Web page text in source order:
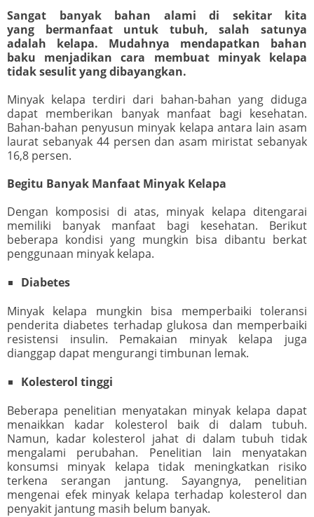
Sangat banyak bahan alami di sekitar kita
yang bermanfaat untuk tubuh, salah satunya
adalah kelapa. Mudahnya mendapatkan bahan
baku menjadikan cara membuat minyak kelapa
tidak sesulit yang dibayangkan.
Minyak kelapa terdiri dari bahan-bahan yang diduga
dapat memberikan banyak manfaat bagi kesehatan.
Bahan-bahan penyusun minyak kelapa antara lain asam
laurat sebanyak 44 persen dan asam miristat sebanyak
16,8 persen.
Begitu Banyak Manfaat Minyak Kelapa
Dengan komposisi di atas, minyak kelapa ditengarai
memiliki banyak manfaat bagi kesehatan. Berikut
beberapa kondisi yang mungkin bisa dibantu berkat
penggunaan minyak kelapa.
Diabetes
Minyak kelapa mungkin bisa memperbaiki toleransi
penderita diabetes terhadap glukosa dan memperbaiki
resistensi insulin. Pemakaian minyak kelapa juga
dianggap dapat mengurangi timbunan lemak.
Kolesterol tinggi
Beberapa penelitian menyatakan minyak kelapa dapat
menaikkan kadar kolesterol baik di dalam tubuh.
Namun, kadar kolesterol jahat di dalam tubuh tidak
mengalami perubahan. Penelitian lain menyatakan
konsumsi minyak kelapa tidak meningkatkan risiko
terkena serangan jantung. Sayangnya, penelitian
mengenai efek minyak kelapa terhadap kolesterol dan
penyakit jantung masih belum banyak.